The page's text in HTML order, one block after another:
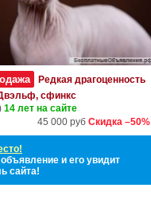
Редкая драгоценность
сфинкс
14 лет на сайте
45 000 руб Скидка –50%
и его увидит
сайта!